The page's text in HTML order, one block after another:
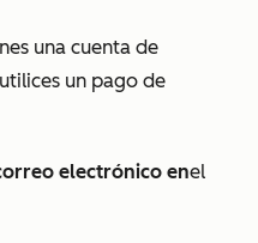
una cuenta de
un pago de
electrónico enel